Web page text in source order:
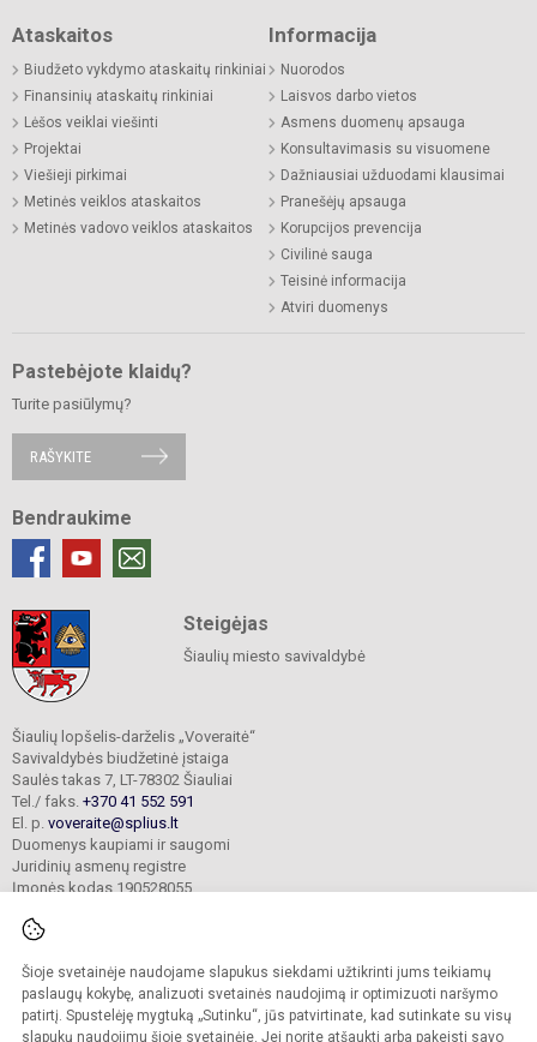
Šioje svetainėje naudojame slapukus siekdami užtikrinti jums teikiamų
paslaugų kokybę, analizuoti svetainės naudojimą ir optimizuoti naršymo
patirtį. Spustelėję mygtuką „Sutinku“, jūs patvirtinate, kad sutinkate su visų
slapukų naudojimu šioje svetainėje. Jei norite atšaukti arba pakeisti savo
Ataskaitos
Biudžeto vykdymo ataskaitų rinkiniai
Finansinių ataskaitų rinkiniai
Lėšos veiklai viešinti
Projektai
Viešieji pirkimai
Metinės veiklos ataskaitos
Metinės vadovo veiklos ataskaitos
Informacija
Nuorodos
Laisvos darbo vietos
Asmens duomenų apsauga
Konsultavimasis su visuomene
Dažniausiai užduodami klausimai
Pranešėjų apsauga
Korupcijos prevencija
Civilinė sauga
Teisinė informacija
Atviri duomenys
Pastebėjote klaidų?
Turite pasiūlymų?
RAŠYKITE
Bendraukime
Steigėjas
Šiaulių miesto savivaldybė
Šiaulių lopšelis-darželis „Voveraitė“
Savivaldybės biudžetinė įstaiga
Saulės takas 7, LT-78302 Šiauliai
Tel./ faks. +370 41 552 591
El. p. voveraite@splius.lt
Duomenys kaupiami ir saugomi
Juridinių asmenų registre
Įmonės kodas 190528055
© 2025. Šiaulių lopšelis-darželis „Voveraitė“. Visos teisės saugomos.
Kopijuoti turinį be raštiško įstaigos administracijos sutikimo griežtai draudžiama.
Prieinamumo paraiška Slapukų valdymas